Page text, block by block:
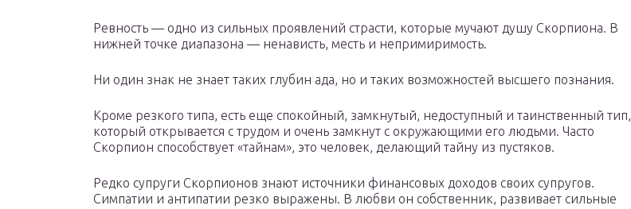
Ревность — одно из сильных проявлений страсти, которые мучают душу Скорпиона. В
нижней точке диапазона — ненависть, месть и непримиримость.
Ни один знак не знает таких глубин ада, но и таких возможностей высшего познания.
Кроме резкого типа, есть еще спокойный, замкнутый, недоступный и таинственный тип,
который открывается с трудом и очень замкнут с окружающими его людьми. Часто
Скорпион способствует «тайнам», это человек, делающий тайну из пустяков.
Редко супруги Скорпионов знают источники финансовых доходов своих супругов.
Симпатии и антипатии резко выражены. В любви он собственник, развивает сильные